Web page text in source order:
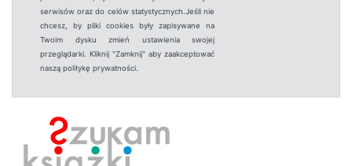
serwisów oraz do celów statystycznych.Jeśli nie
chcesz, by pliki cookies były zapisywane na
Twoim dysku zmień ustawienia swojej
przeglądarki. Kliknij "Zamknij" aby zaakceptować
naszą politykę prywatności.